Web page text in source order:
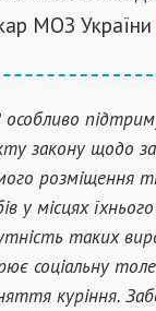
МОЗ України
закону щодо
розміщення
у місцях
таких
соціальну
куріння.